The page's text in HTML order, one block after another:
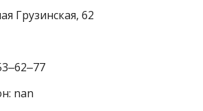
Грузинская, 62
nan